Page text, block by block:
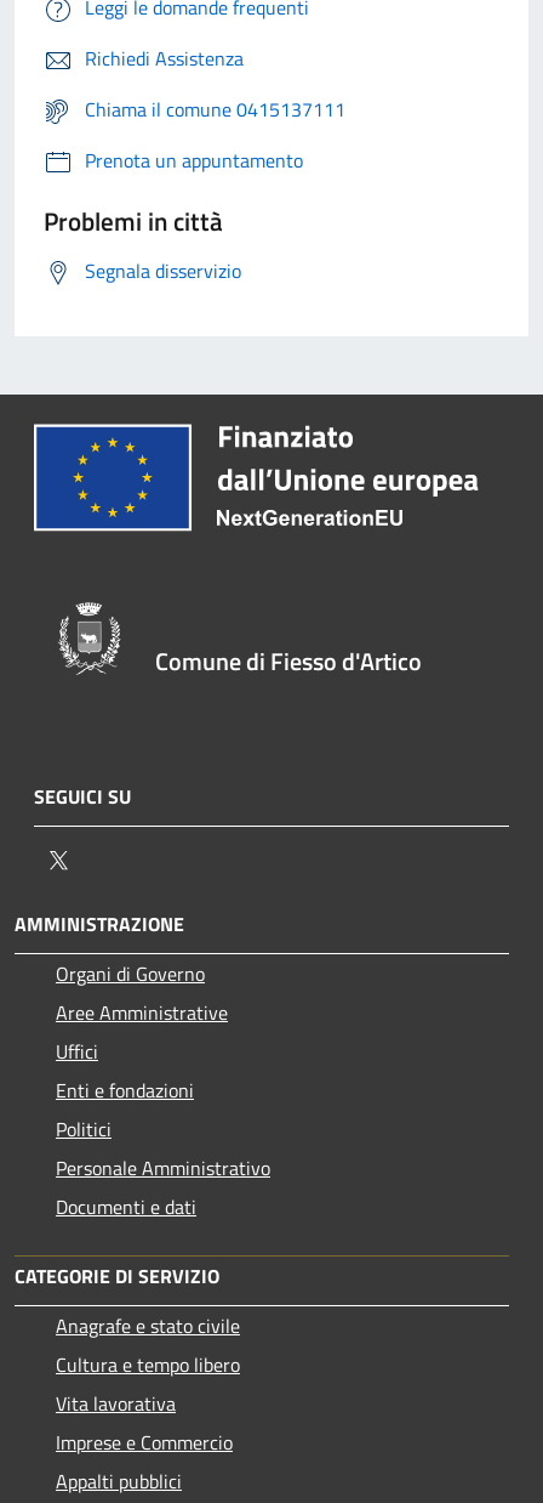
Leggi le domande frequenti
Richiedi Assistenza
Chiama il comune 0415137111
Prenota un appuntamento
Problemi in città
Segnala disservizio
Comune di Fiesso d'Artico
SEGUICI SU
AMMINISTRAZIONE
Organi di Governo
Aree Amministrative
Uffici
Enti e fondazioni
Politici
Personale Amministrativo
Documenti e dati
CATEGORIE DI SERVIZIO
Anagrafe e stato civile
Cultura e tempo libero
Vita lavorativa
Imprese e Commercio
Appalti pubblici